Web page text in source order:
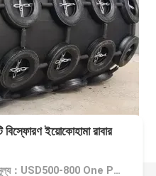
ইয়োকোহামা রাবার
মূল্য：USD500-800 One Piece